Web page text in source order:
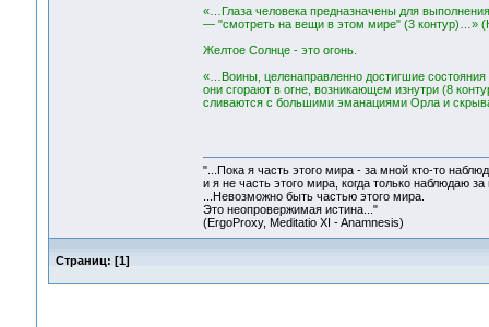
«…Глаза человека предназначены для
— "смотреть на вещи в этом мире" (3 контур)…»
Желтое Солнце - это огонь.
«…Воины, целенаправленно достигшие
они сгорают в огне, возникающем изнутри (8
сливаются с большими эманациями Орла и
"...Пока я часть этого мира - за мной кто-то
и я не часть этого мира, когда только наблюдаю
...Невозможно быть частью этого мира.
Это неопровержимая истина..."
(ErgoProxy, Meditatio XI - Anamnesis)
Страниц: [1]